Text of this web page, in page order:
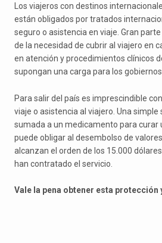
Los viajeros con destinos
están obligados por tratados
seguro o asistencia en viaje. Gran
de la necesidad de cubrir al viajero en
en atención y procedimientos clínicos
supongan una carga para los gobiernos
Para salir del país es imprescindible
viaje o asistencia al viajero. Una
sumada a un medicamento para curar
puede obligar al desembolso de
alcanzan el orden de los 15.000
han contratado el servicio.
Vale la pena obtener esta